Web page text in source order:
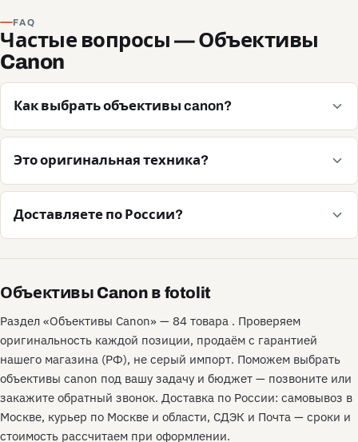
FAQ
Частые вопросы — Объективы
Canon
Как выбрать объективы canon?
Это оригинальная техника?
Доставляете по России?
Объективы Canon в fotolit
Раздел «Объективы Canon» — 84 товара . Проверяем
оригинальность каждой позиции, продаём с гарантией
нашего магазина (РФ), не серый импорт. Поможем выбрать
объективы canon под вашу задачу и бюджет — позвоните или
закажите обратный звонок. Доставка по России: самовывоз в
Москве, курьер по Москве и области, СДЭК и Почта — сроки и
стоимость рассчитаем при оформлении.